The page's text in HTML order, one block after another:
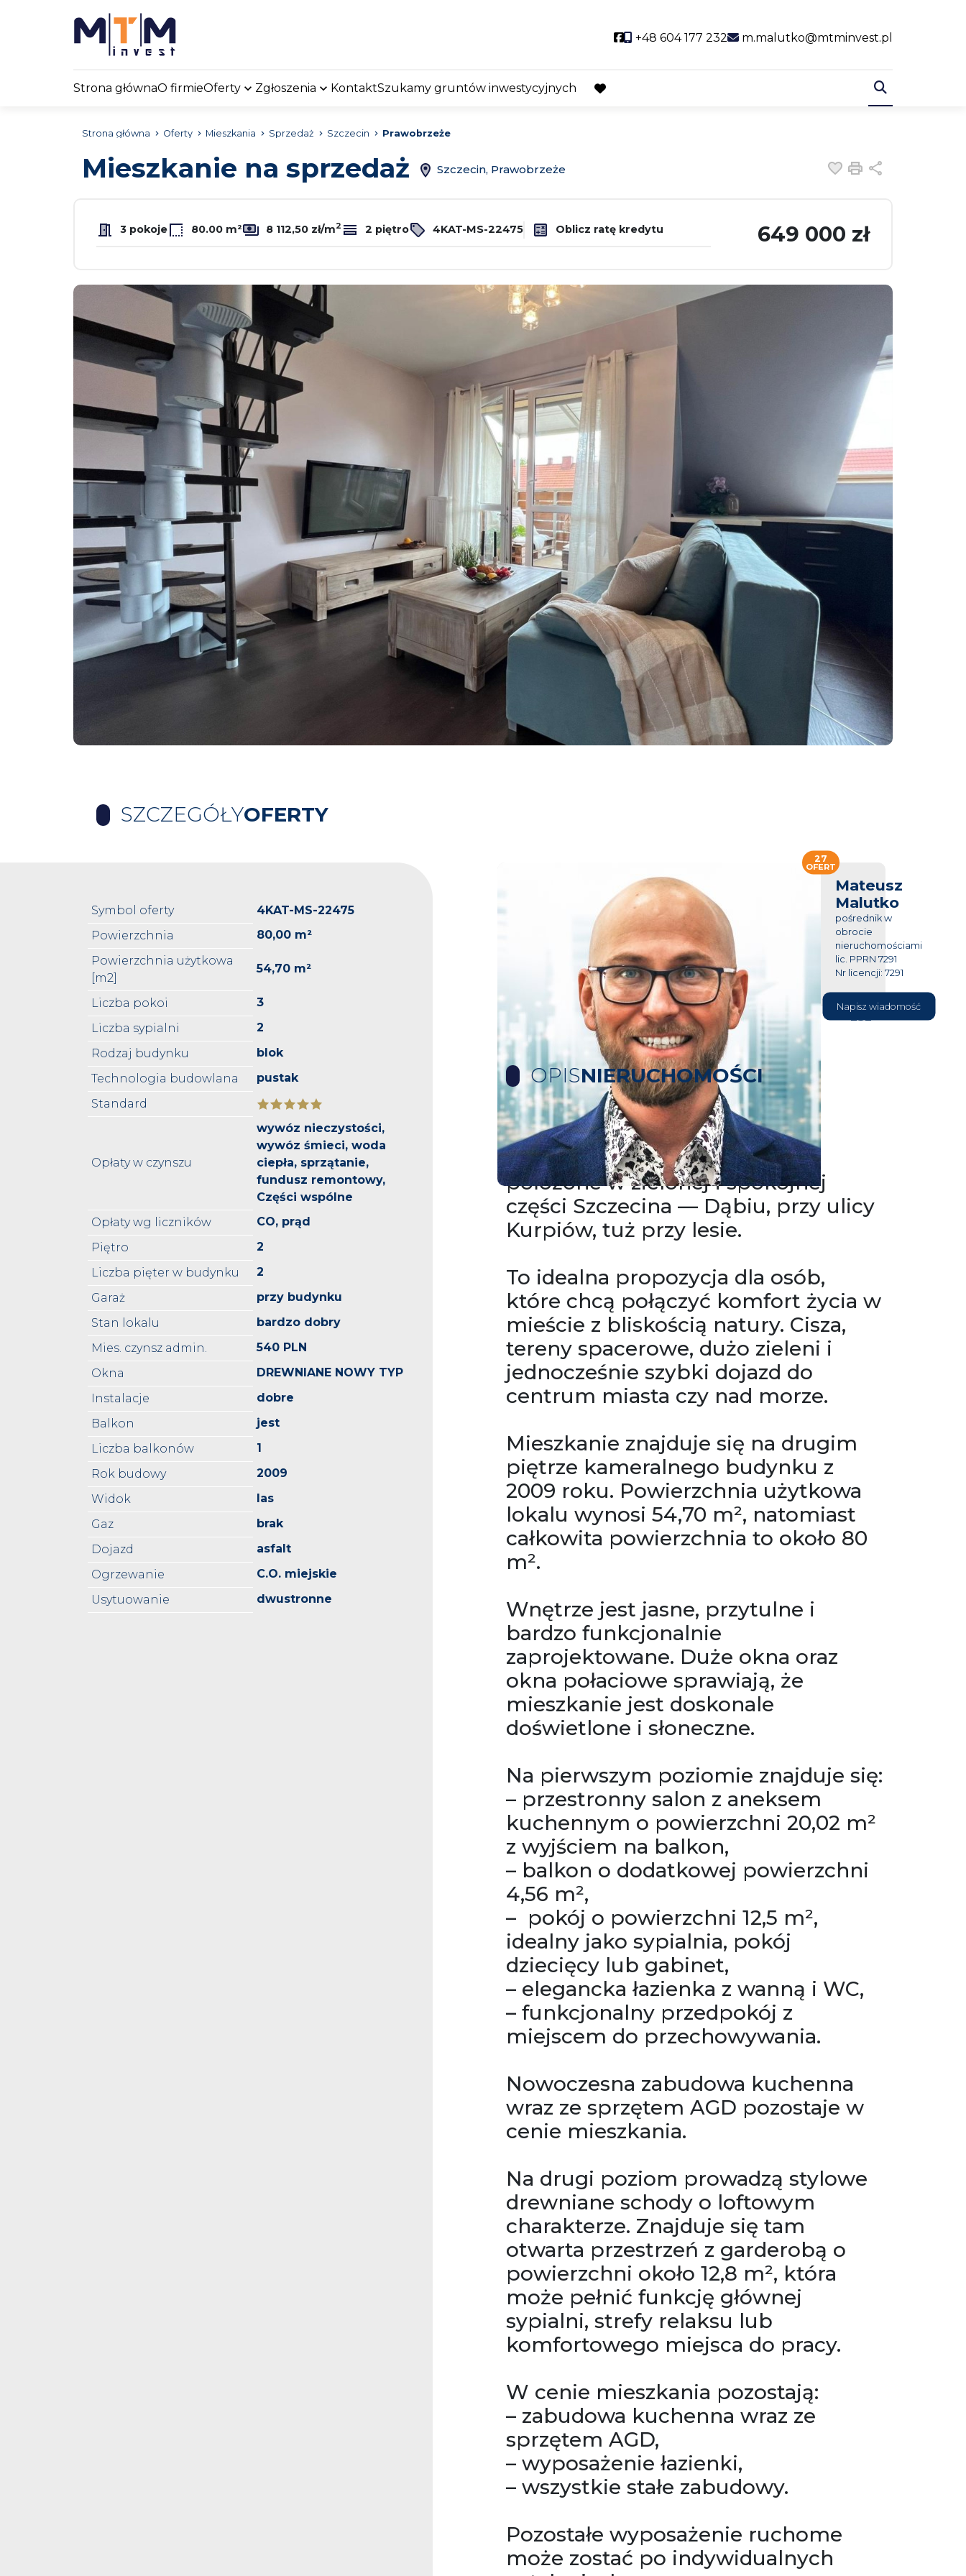
Social link
+48 604 177 232 m.malutko@mtminvest.pl
Strona głównaO firmieOferty Zgłoszenia KontaktSzukamy gruntów inwestycyjnych
favorite
Strona główna Oferty Mieszkania Sprzedaż Szczecin Prawobrzeże
Mieszkanie na sprzedaż Szczecin, Prawobrzeże Dodaj do
Drukuj
3 pokoje 80.00 m² 8 112,50 zł/m2 2 piętro 4KAT-MS-22475 Oblicz ratę kredytu 649 000 zł
SZCZEGÓŁYOFERTY
Symbol oferty
4KAT-MS-22475
Powierzchnia
80,00 m²
Powierzchnia użytkowa
[m2]
54,70 m²
Liczba pokoi
3
Liczba sypialni
2
Rodzaj budynku
blok
Technologia budowlana
pustak
Standard
Opłaty w czynszu
wywóz nieczystości,
wywóz śmieci, woda
ciepła, sprzątanie,
fundusz remontowy,
Części wspólne
Opłaty wg liczników
CO, prąd
Piętro
2
Liczba pięter w budynku
2
Garaż
przy budynku
Stan lokalu
bardzo dobry
Mies. czynsz admin.
540 PLN
Okna
DREWNIANE NOWY TYP
Instalacje
dobre
Balkon
jest
Liczba balkonów
1
Rok budowy
2009
Widok
las
Gaz
brak
Dojazd
asfalt
Ogrzewanie
C.O. miejskie
Usytuowanie
dwustronne
Mateusz
Malutko
pośrednik w
obrocie
nieruchomościami
lic. PPRN 7291
Nr licencji: 7291
604 177
232
Napisz wiadomość
27
OFERT
OPISNIERUCHOMOŚCI
Na sprzedaż wyjątkowe,
dwupoziomowe mieszkanie
położone w zielonej i spokojnej
części Szczecina — Dąbiu, przy ulicy
Kurpiów, tuż przy lesie.
To idealna propozycja dla osób,
które chcą połączyć komfort życia w
mieście z bliskością natury. Cisza,
tereny spacerowe, dużo zieleni i
jednocześnie szybki dojazd do
centrum miasta czy nad morze.
Mieszkanie znajduje się na drugim
piętrze kameralnego budynku z
2009 roku. Powierzchnia użytkowa
lokalu wynosi 54,70 m², natomiast
całkowita powierzchnia to około 80
m².
Wnętrze jest jasne, przytulne i
bardzo funkcjonalnie
zaprojektowane. Duże okna oraz
okna połaciowe sprawiają, że
mieszkanie jest doskonale
doświetlone i słoneczne.
Na pierwszym poziomie znajduje się:
– przestronny salon z aneksem
kuchennym o powierzchni 20,02 m²
z wyjściem na balkon,
– balkon o dodatkowej powierzchni
4,56 m²,
– pokój o powierzchni 12,5 m²,
idealny jako sypialnia, pokój
dziecięcy lub gabinet,
– elegancka łazienka z wanną i WC,
– funkcjonalny przedpokój z
miejscem do przechowywania.
Nowoczesna zabudowa kuchenna
wraz ze sprzętem AGD pozostaje w
cenie mieszkania.
Na drugi poziom prowadzą stylowe
drewniane schody o loftowym
charakterze. Znajduje się tam
otwarta przestrzeń z garderobą o
powierzchni około 12,8 m², która
może pełnić funkcję głównej
sypialni, strefy relaksu lub
komfortowego miejsca do pracy.
W cenie mieszkania pozostają:
– zabudowa kuchenna wraz ze
sprzętem AGD,
– wyposażenie łazienki,
– wszystkie stałe zabudowy.
Pozostałe wyposażenie ruchome
może zostać po indywidualnych